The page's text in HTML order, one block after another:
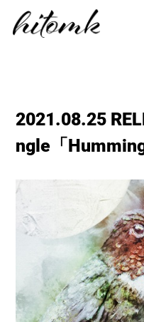
2021.08.25
ngle「